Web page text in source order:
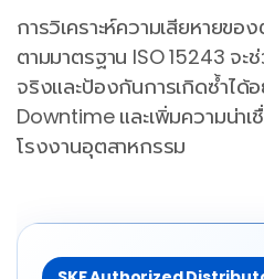
การวิเคราะห์ความเสียหายข
ตามมาตรฐาน ISO 15243 จะ
จริงและป้องกันการเกิดซ้ำได้
Downtime และเพิ่มความน่า
โรงงานอุตสาหกรรม